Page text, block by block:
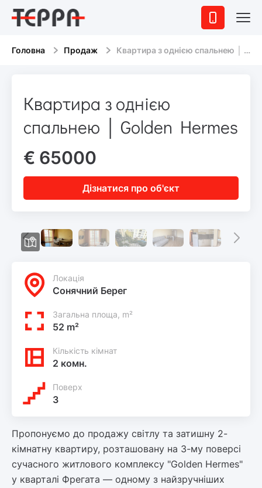
Головна Продаж Квартира з однією спальнею │ Golden Hermes
Квартира з однією
спальнею │ Golden Hermes
€ 65000
Дізнатися про об'єкт
Локацiя
Сонячний Берег
Загальна площа, m²
52 m²
Кількість кімнат
2 комн.
Поверх
3
Пропонуємо до продажу світлу та затишну 2-
кімнатну квартиру, розташовану на 3-му поверсі
сучасного житлового комплексу "Golden Hermes"
у кварталі Фрегата — одному з найзручніших